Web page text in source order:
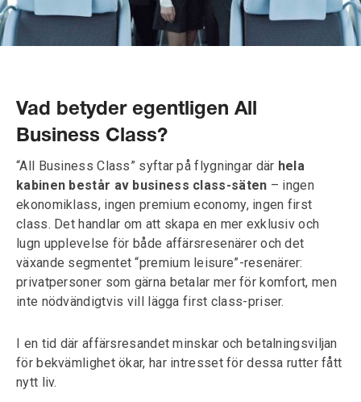
Vad betyder egentligen All
Business Class?
“All Business Class” syftar på flygningar där hela
kabinen består av business class-säten – ingen
ekonomiklass, ingen premium economy, ingen first
class. Det handlar om att skapa en mer exklusiv och
lugn upplevelse för både affärsresenärer och det
växande segmentet “premium leisure”-resenärer:
privatpersoner som gärna betalar mer för komfort, men
inte nödvändigtvis vill lägga first class-priser.
I en tid där affärsresandet minskar och betalningsviljan
för bekvämlighet ökar, har intresset för dessa rutter fått
nytt liv.